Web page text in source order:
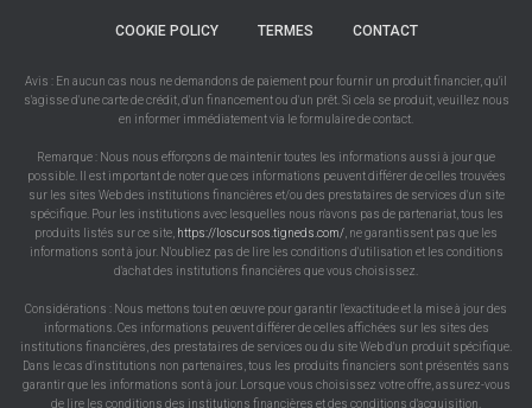
COOKIE POLICY TERMES CONTACT
Avis : En aucun cas nous ne demandons de paiement pour fournir un produit financier, qu'il
s'agisse d'une carte de crédit, d'un financement ou d'un prêt. Si cela se produit, veuillez nous
en informer immédiatement via le formulaire de contact.
Remarque : Nous nous efforçons de maintenir toutes les informations aussi à jour que
possible. Il est important de noter que ces informations peuvent différer de celles trouvées
sur les sites Web des institutions financières et/ou des prestataires de services d'un site
spécifique. Pour les institutions avec lesquelles nous n'avons pas de partenariat, tous les
produits listés sur ce site, https://loscursos.tigneds.com/ , ne garantissent pas que les
informations sont à jour. N'oubliez pas de lire les conditions d'utilisation et les conditions
d'achat des institutions financières que vous choisissez.
Considérations : Nous mettons tout en œuvre pour garantir l'exactitude et la mise à jour des
informations. Ces informations peuvent différer de celles affichées sur les sites des
institutions financières, des prestataires de services ou du site Web d'un produit spécifique.
Dans le cas d'institutions non partenaires, tous les produits financiers sont présentés sans
garantir que les informations sont à jour. Lorsque vous choisissez votre offre, assurez-vous
de lire les conditions des institutions financières et des conditions d'acquisition.